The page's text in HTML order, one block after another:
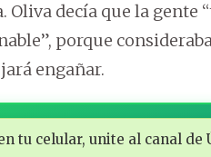
Oliva decía que la gente
porque
engañar.
tu celular, unite al canal de